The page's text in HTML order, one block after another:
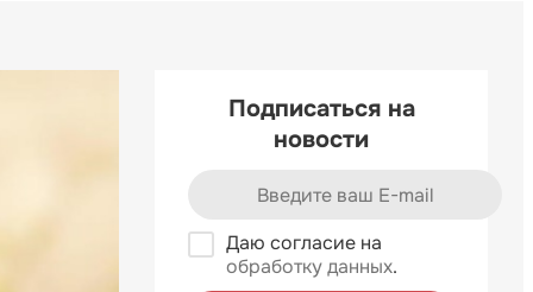
Подписаться на
новости
Даю согласие на
обработку данных.